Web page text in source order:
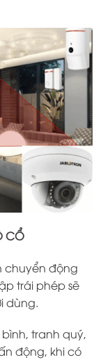
CỔ
chuyển động
trái phép sẽ
dùng.
tranh quý,
động, khi có